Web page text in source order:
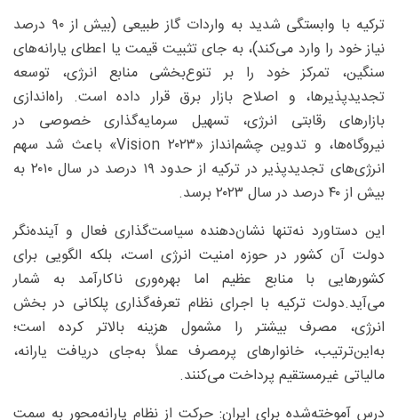
ترکیه با وابستگی شدید به واردات گاز طبیعی (بیش از ۹۰ درصد
نیاز خود را وارد می‌کند)، به جای تثبیت قیمت یا اعطای یارانه‌های
سنگین، تمرکز خود را بر تنوع‌بخشی منابع انرژی، توسعه
تجدیدپذیرها، و اصلاح بازار برق قرار داده است. راه‌اندازی
بازارهای رقابتی انرژی، تسهیل سرمایه‌گذاری خصوصی در
نیروگاه‌ها، و تدوین چشم‌انداز «Vision ۲۰۲۳» باعث شد سهم
انرژی‌های تجدیدپذیر در ترکیه از حدود ۱۹ درصد در سال ۲۰۱۰ به
بیش از ۴۰ درصد در سال ۲۰۲۳ برسد.
این دستاورد نه‌تنها نشان‌دهنده سیاست‌گذاری فعال و آینده‌نگر
دولت آن کشور در حوزه امنیت انرژی است، بلکه الگویی برای
کشورهایی با منابع عظیم اما بهره‌وری ناکارآمد به شمار
می‌آید.دولت ترکیه با اجرای نظام تعرفه‌گذاری پلکانی در بخش
انرژی، مصرف بیشتر را مشمول هزینه بالاتر کرده است؛
به‌این‌ترتیب، خانوارهای پرمصرف عملاً به‌جای دریافت یارانه،
مالیاتی غیرمستقیم پرداخت می‌کنند.
درس آموخته‌شده برای ایران: حرکت از نظام یارانه‌محور به سمت